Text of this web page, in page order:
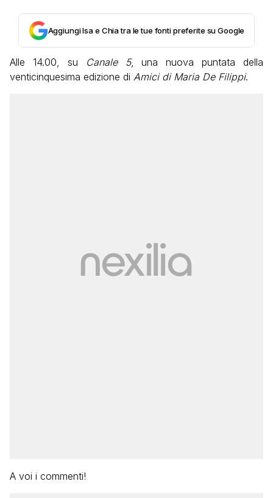
Aggiungi Isa e Chia tra le tue fonti preferite su Google
Alle 14.00, su Canale 5, una nuova puntata della
venticinquesima edizione di Amici di Maria De Filippi.
A voi i commenti!